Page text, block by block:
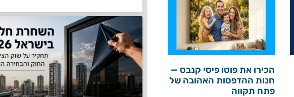
הכירו את פוטו פיסי קנבס —
חנות ההדפסות האהובה של
פתח תקווה